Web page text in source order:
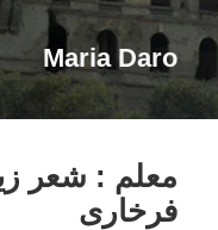
Maria Daro
معلم : شعر
فرخاری